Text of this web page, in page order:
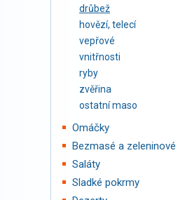
drůbež
hovězí, telecí
vepřové
vnitřnosti
ryby
zvěřina
ostatní maso
Omáčky
Bezmasé a zeleninové
Saláty
Sladké pokrmy